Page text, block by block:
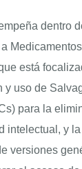
dentro
está
y uso de
para la
intelectual, y
versiones